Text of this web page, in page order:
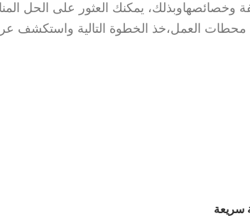
وخصائصهاوبذلك، يمكنك العثور على الحل
العمل،خذ الخطوة التالية واستكشف
سريعة